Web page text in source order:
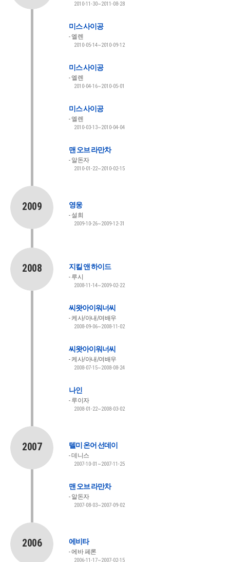
2010-11-30~2011-08-28
미스 사이공
엘렌
2010-05-14~2010-09-12
미스 사이공
엘렌
2010-04-16~2010-05-01
미스 사이공
엘렌
2010-03-13~2010-04-04
맨 오브 라만차
알돈자
2010-01-22~2010-02-15
2009 영웅
설희
2009-10-26~2009-12-31
2008 지킬 앤 하이드
루시
2008-11-14~2009-02-22
씨왓아이워너씨
케사/아내/여배우
2008-09-06~2008-11-02
씨왓아이워너씨
케사/아내/여배우
2008-07-15~2008-08-24
나인
루이자
2008-01-22~2008-03-02
2007 텔미 온어 선데이
데니스
2007-10-01~2007-11-25
맨 오브 라만차
알돈자
2007-08-03~2007-09-02
2006 에비타
에바 페론
2006-11-17~2007-02-15